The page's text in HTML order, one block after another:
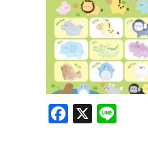
Facebook
X